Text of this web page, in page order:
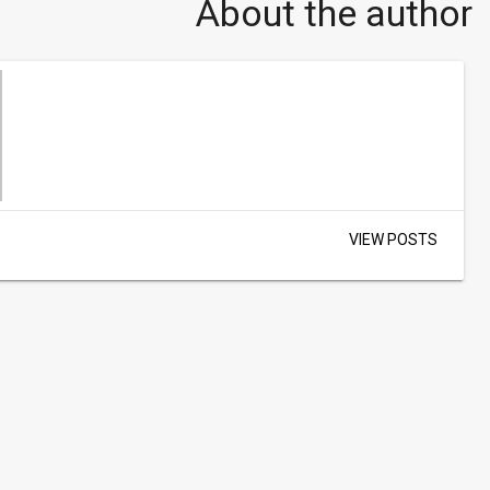
About the author
VIEW POSTS